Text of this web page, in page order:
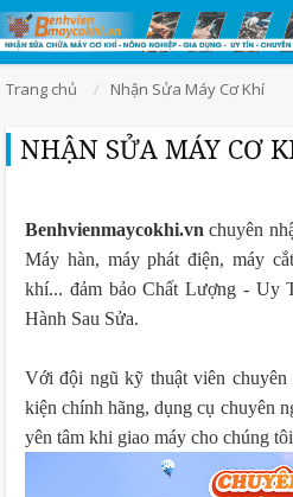
Trang chủ Nhận Sửa Máy Cơ Khí
NHẬN SỬA MÁY CƠ
Benhvienmaycokhi.vn chuyên
Máy hàn, máy phát điện, máy
khí... đảm bảo Chất Lượng - Uy
Hành Sau Sửa.
Với đội ngũ kỹ thuật viên
kiện chính hãng, dụng cụ chuyên
yên tâm khi giao máy cho chúng